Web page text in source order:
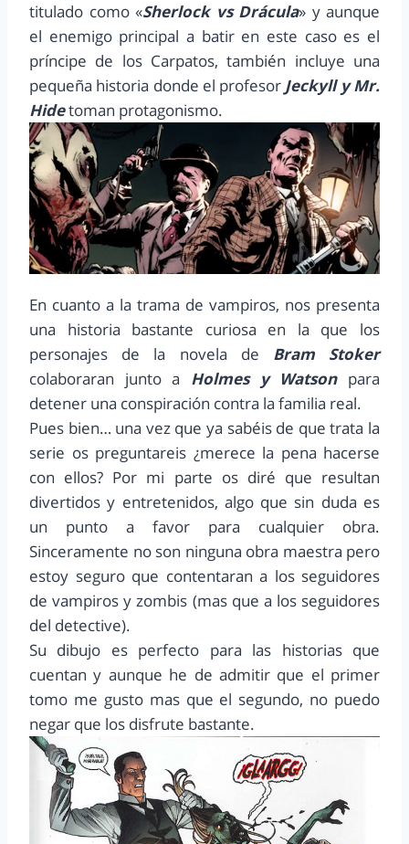
titulado como «Sherlock vs Drácula» y aunque
el enemigo principal a batir en este caso es el
príncipe de los Carpatos, también incluye una
pequeña historia donde el profesor Jeckyll y Mr.
Hidetoman protagonismo.
En cuanto a la trama de vampiros, nos presenta
una historia bastante curiosa en la que los
personajes de la novela de Bram Stoker
colaboraran junto a Holmes y Watsonpara
detener una conspiración contra la familia real.
Pues bien… una vez que ya sabéis de que trata la
serie os preguntareis ¿merece la pena hacerse
con ellos? Por mi parte os diré que resultan
divertidos y entretenidos, algo que sin duda es
un punto a favor para cualquier obra.
Sinceramente no son ninguna obra maestra pero
estoy seguro que contentaran a los seguidores
de vampiros y zombis (mas que a los seguidores
del detective).
Su dibujo es perfecto para las historias que
cuentan y aunque he de admitir que el primer
tomo me gusto mas que el segundo, no puedo
negar que los disfrute bastante.